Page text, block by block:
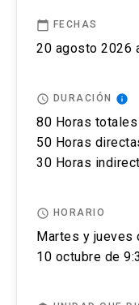
mediante
drones.
Sensores,
manejo de
Análisis
fertilización
Módulo 3
No se tramitarán
Puedes revisar
calendar_today FECHAS
20 agosto 2026
access_time DURACIÓN info
80 Horas totales
50 Horas
30 Horas
access_time HORARIO
Martes y jueves
10 octubre de